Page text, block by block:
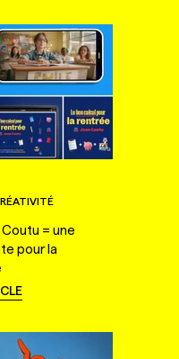
Coutu = une
pour la